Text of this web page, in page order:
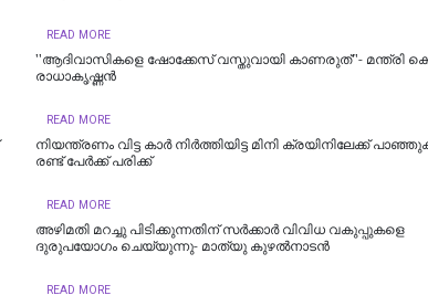
READ MORE
''ആദിവാസികളെ ഷോക്കേസ് വസ്തുവായി കാണരുത്''- മന്ത്രി
രാധാകൃഷ്ണൻ
READ MORE
നിയന്ത്രണം വിട്ട കാർ നിർത്തിയിട്ട മിനി ക്രയിനിലേക്ക്
രണ്ട് പേര്‍ക്ക് പരിക്ക്
READ MORE
അഴിമതി മറച്ചു പിടിക്കുന്നതിന് സര്‍ക്കാര്‍ വിവിധ വകുപ്പുകളെ
ദുരുപയോഗം ചെയ്യുന്നു- മാത്യു കുഴല്‍നാടന്‍
READ MORE